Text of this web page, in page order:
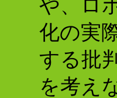
や、ロ
化の実
する批
を考え